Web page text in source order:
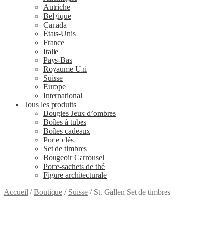
Autriche
Belgique
Canada
États-Unis
France
Italie
Pays-Bas
Royaume Uni
Suisse
Europe
International
Tous les produits
Bougies Jeux d’ombres
Boîtes à tubes
Boîtes cadeaux
Porte-clés
Set de timbres
Bougeoir Carrousel
Porte-sachets de thé
Figure architecturale
Accueil /Boutique / Suisse / St. Gallen Set de timbres